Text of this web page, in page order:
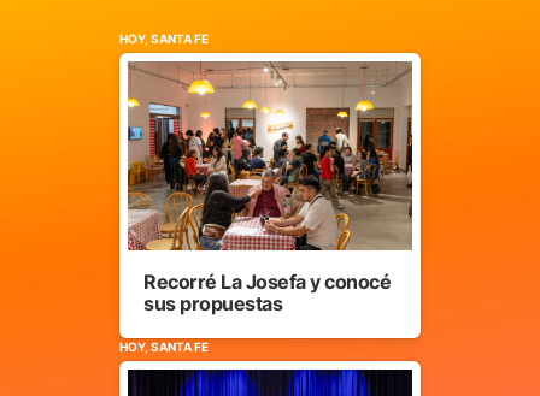
HOY, SANTA FE
Recorré La Josefa y conocé
sus propuestas
HOY, SANTA FE